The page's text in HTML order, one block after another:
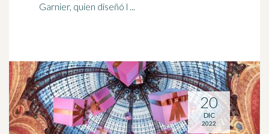
Garnier, quien diseñó l ...
20
DIC
2022